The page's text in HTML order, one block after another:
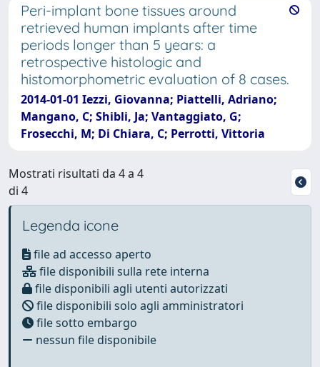
Peri-implant bone tissues around
retrieved human implants after time
periods longer than 5 years: a
retrospective histologic and
histomorphometric evaluation of 8 cases.
2014-01-01 Iezzi, Giovanna; Piattelli, Adriano;
Mangano, C; Shibli, Ja; Vantaggiato, G;
Frosecchi, M; Di Chiara, C; Perrotti, Vittoria
Mostrati risultati da 4 a 4
di 4
Legenda icone
file ad accesso aperto
file disponibili sulla rete interna
file disponibili agli utenti autorizzati
file disponibili solo agli amministratori
file sotto embargo
nessun file disponibile